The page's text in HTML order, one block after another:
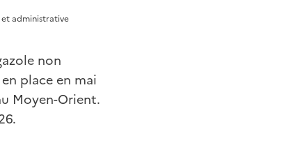
et administrative
non
place en mai
Moyen-Orient.